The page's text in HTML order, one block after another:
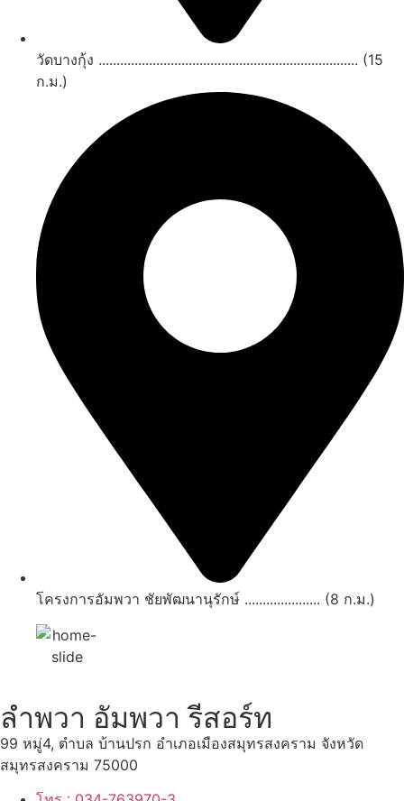
วัดบางกุ้ง ........................................................................ (15
ก.ม.)
โครงการอัมพวา ชัยพัฒนานุรักษ์ ..................... (8 ก.ม.)
ลำพวา อัมพวา รีสอร์ท
99 หมู่4, ตำบล บ้านปรก อำเภอเมืองสมุทรสงคราม จังหวัด
สมุทรสงคราม 75000